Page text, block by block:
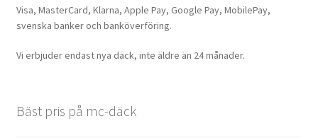
Visa, MasterCard, Klarna, Apple Pay, Google Pay, MobilePay,
svenska banker och banköverföring.
Vi erbjuder endast nya däck, inte äldre än 24 månader.
Bäst pris på mc-däck